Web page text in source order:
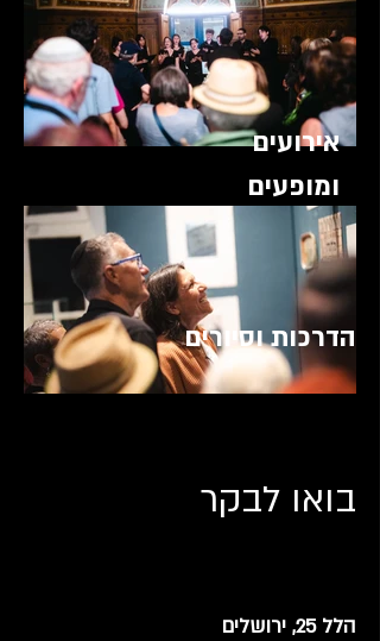
אירועים
ומופעים
הדרכות וסיורים
בואו לבקר
הלל 25, ירושלים